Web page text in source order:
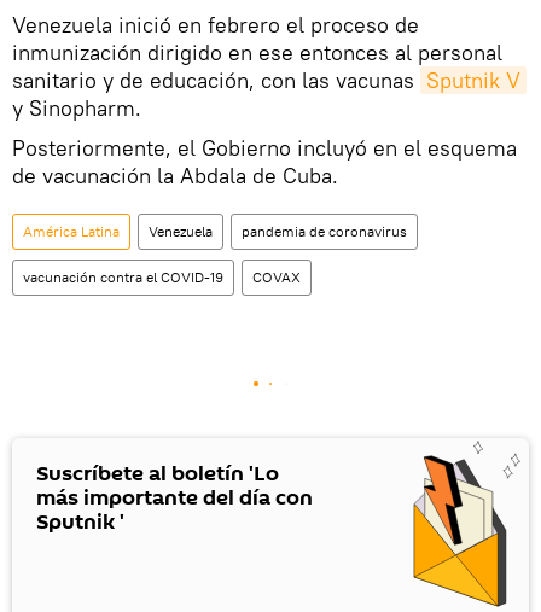
Venezuela inició en febrero el proceso de
inmunización dirigido en ese entonces al personal
sanitario y de educación, con las vacunas Sputnik V
y Sinopharm.
Posteriormente, el Gobierno incluyó en el esquema
de vacunación la Abdala de Cuba.
América Latina Venezuela pandemia de coronavirus
vacunación contra el COVID-19 COVAX
Suscríbete al boletín 'Lo
más importante del día con
Sputnik '